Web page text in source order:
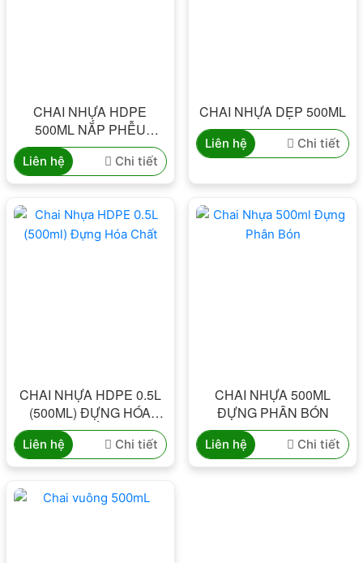
CHAI NHỰA HDPE
500ML NẮP PHỄU
ĐỰNG BVTV
Liên hệ Chi tiết
CHAI NHỰA DẸP 500ML
Liên hệ Chi tiết
CHAI NHỰA HDPE 0.5L
(500ML) ĐỰNG HÓA
CHẤT
Liên hệ Chi tiết
CHAI NHỰA 500ML
ĐỰNG PHÂN BÓN
Liên hệ Chi tiết